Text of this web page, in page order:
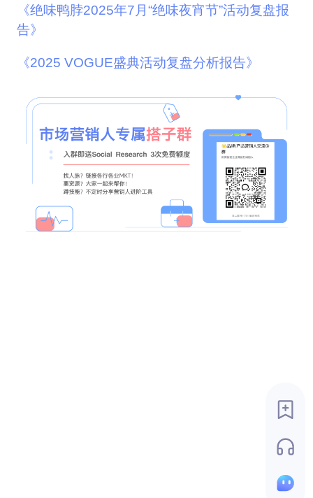
《绝味鸭脖2025年7月“绝味夜宵节”活动复盘报
告》
《2025 VOGUE盛典活动复盘分析报告》